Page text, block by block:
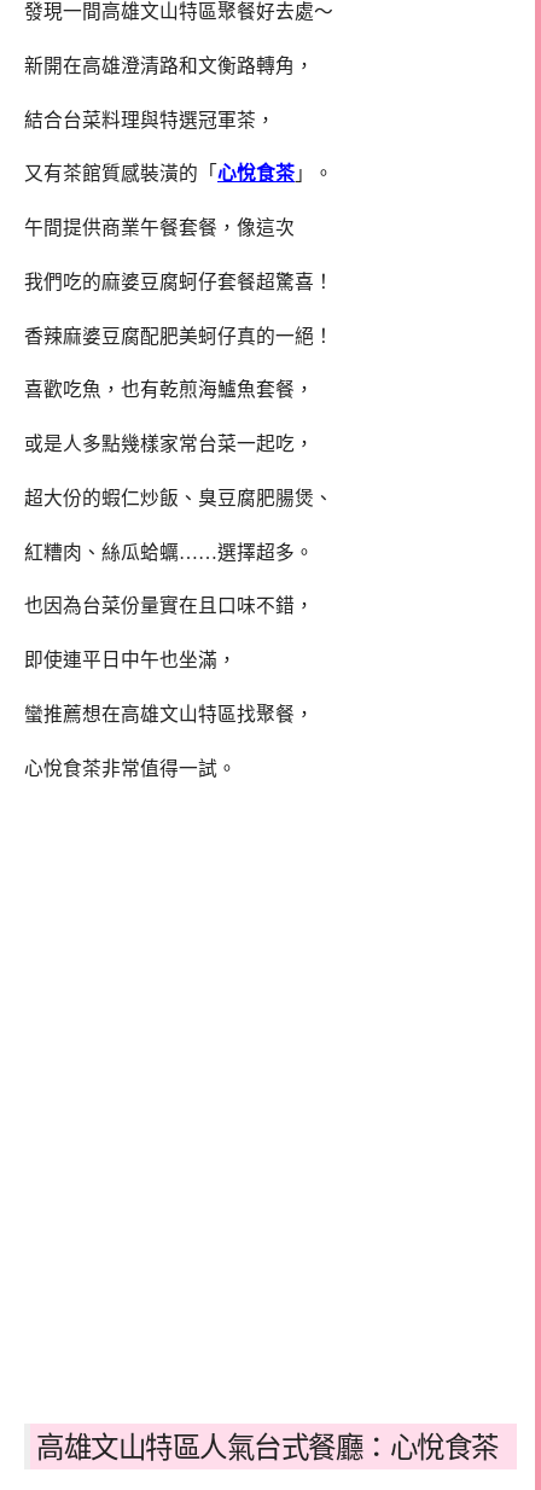
發現一間高雄文山特區聚餐好去處～
新開在高雄澄清路和文衡路轉角，
結合台菜料理與特選冠軍茶，
又有茶館質感裝潢的「 心悅食茶 」。
午間提供商業午餐套餐，像這次
我們吃的麻婆豆腐蚵仔套餐超驚喜！
香辣麻婆豆腐配肥美蚵仔真的一絕！
喜歡吃魚，也有乾煎海鱸魚套餐，
或是人多點幾樣家常台菜一起吃，
超大份的蝦仁炒飯、臭豆腐肥腸煲、
紅糟肉、絲瓜蛤蠣……選擇超多。
也因為台菜份量實在且口味不錯，
即使連平日中午也坐滿，
蠻推薦想在高雄文山特區找聚餐，
心悅食茶非常值得一試。
高雄文山特區人氣台式餐廳：心悅食茶